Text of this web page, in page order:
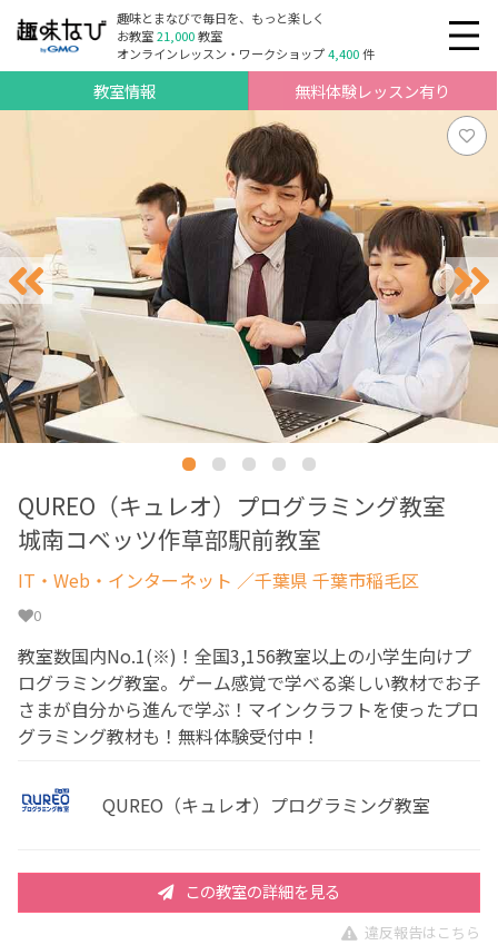
趣味とまなびで毎日を、もっと楽しく
お教室21,000教室
オンラインレッスン・ワークショップ4,400件
教室情報 無料体験レッスン有り
QUREO（キュレオ）プログラミング教室
城南コベッツ作草部駅前教室
IT・Web・インターネット ／千葉県 千葉市稲毛区
0
教室数国内No.1(※)！全国3,156教室以上の小学生向けプ
ログラミング教室。ゲーム感覚で学べる楽しい教材でお子
さまが自分から進んで学ぶ！マインクラフトを使ったプロ
グラミング教材も！無料体験受付中！
QUREO（キュレオ）プログラミング教室
この教室の詳細を見る
違反報告はこちら